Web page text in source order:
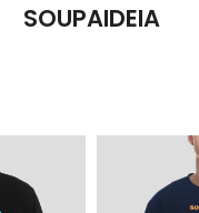
SOUPAIDEIA